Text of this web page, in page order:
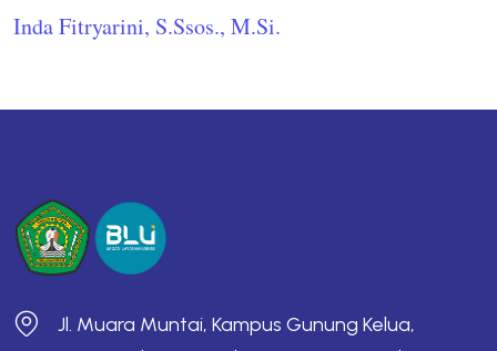
Inda Fitryarini, S.Ssos., M.Si.
Jl. Muara Muntai, Kampus Gunung Kelua,